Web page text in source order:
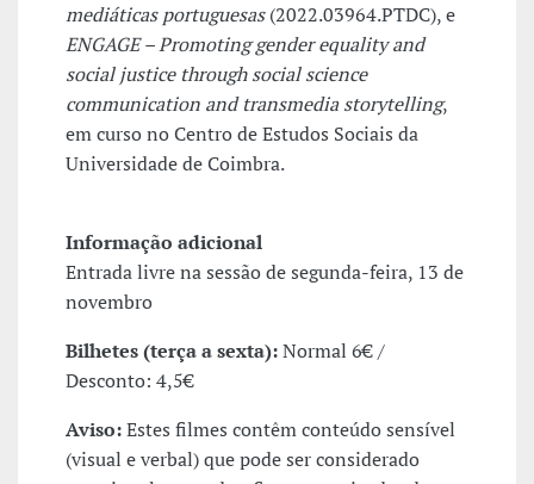
mediáticas portuguesas(2022.03964.PTDC), e
ENGAGE – Promoting gender equality and
social justice through social science
communication and transmedia storytelling,
em curso no Centro de Estudos Sociais da
Universidade de Coimbra.
Informação adicional
Entrada livre na sessão de segunda-feira, 13 de
novembro
Bilhetes (terça a sexta):Normal 6€ /
Desconto: 4,5€
Aviso:Estes filmes contêm conteúdo sensível
(visual e verbal) que pode ser considerado